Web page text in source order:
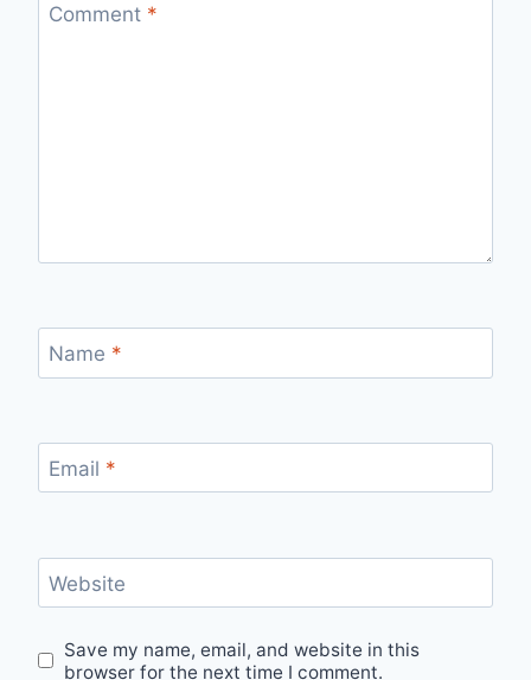
Comment *
Name *
Email *
Website
Save my name, email, and website in this
browser for the next time I comment.